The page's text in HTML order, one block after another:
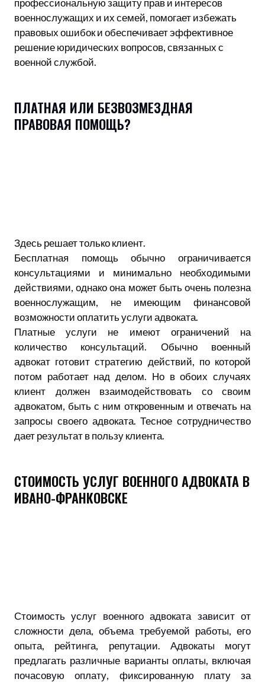
профессиональную защиту прав и интересов
военнослужащих и их семей, помогает избежать
правовых ошибок и обеспечивает эффективное
решение юридических вопросов, связанных с
военной службой.
ПЛАТНАЯ ИЛИ БЕЗВОЗМЕЗДНАЯ
ПРАВОВАЯ ПОМОЩЬ?
Здесь решает только клиент.
Бесплатная помощь обычно ограничивается
консультациями и минимально необходимыми
действиями, однако она может быть очень полезна
военнослужащим, не имеющим финансовой
возможности оплатить услуги адвоката.
Платные услуги не имеют ограничений на
количество консультаций. Обычно военный
адвокат готовит стратегию действий, по которой
потом работает над делом. Но в обоих случаях
клиент должен взаимодействовать со своим
адвокатом, быть с ним откровенным и отвечать на
запросы своего адвоката. Тесное сотрудничество
дает результат в пользу клиента.
СТОИМОСТЬ УСЛУГ ВОЕННОГО АДВОКАТА В
ИВАНО-ФРАНКОВСКЕ
Стоимость услуг военного адвоката зависит от
сложности дела, объема требуемой работы, его
опыта, рейтинга, репутации. Адвокаты могут
предлагать различные варианты оплаты, включая
почасовую оплату, фиксированную плату за